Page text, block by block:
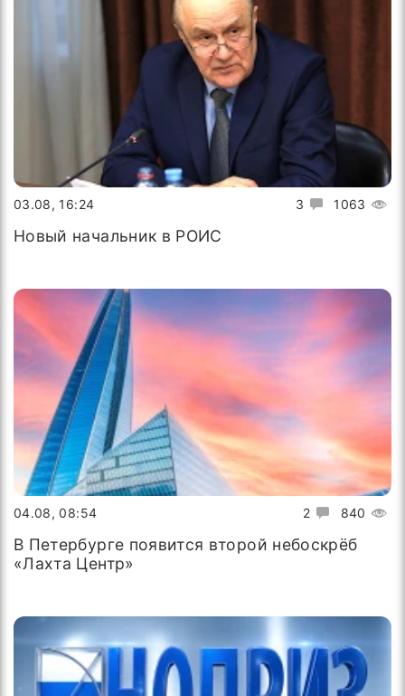
3 1063
03.08, 16:24
Новый начальник в РОИС
2 840
04.08, 08:54
В Петербурге появится второй небоскрёб
«Лахта Центр»